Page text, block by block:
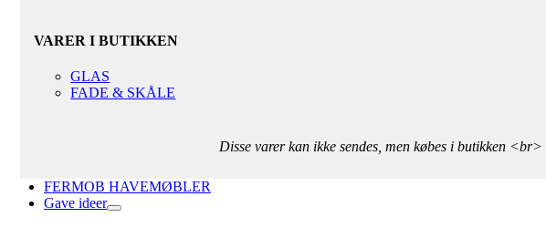
VARER I BUTIKKEN
GLAS
FADE & SKÅLE
Disse varer kan ikke sendes, men købes i butikken <br>
FERMOB HAVEMØBLER
Gave ideer